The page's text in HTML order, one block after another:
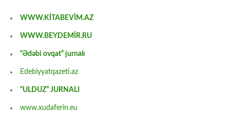
WWW.KİTABEVİM.AZ
WWW.BEYDEMİR.RU
“Ədəbi ovqat” jurnalı
Edebiyyatqazeti.az
“ULDUZ” JURNALI
www.xudaferin.eu